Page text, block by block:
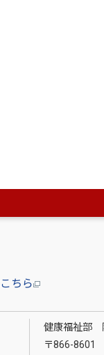
こちら
健康福祉部
〒866-8601